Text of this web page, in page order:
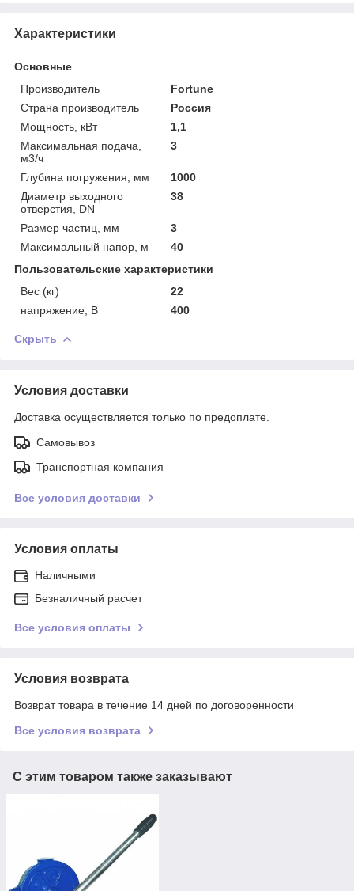
Характеристики
Основные
Производитель
Fortune
Страна производитель
Россия
Мощность, кВт
1,1
Максимальная подача,
м3/ч
3
Глубина погружения, мм
1000
Диаметр выходного
отверстия, DN
38
Размер частиц, мм
3
Максимальный напор, м
40
Пользовательские характеристики
Вес (кг)
22
напряжение, В
400
Скрыть
Условия доставки
Доставка осуществляется только по предоплате.
Самовывоз
Транспортная компания
Все условия доставки
Условия оплаты
Наличными
Безналичный расчет
Все условия оплаты
Условия возврата
Возврат товара в течение 14 дней по договоренности
Все условия возврата
С этим товаром также заказывают